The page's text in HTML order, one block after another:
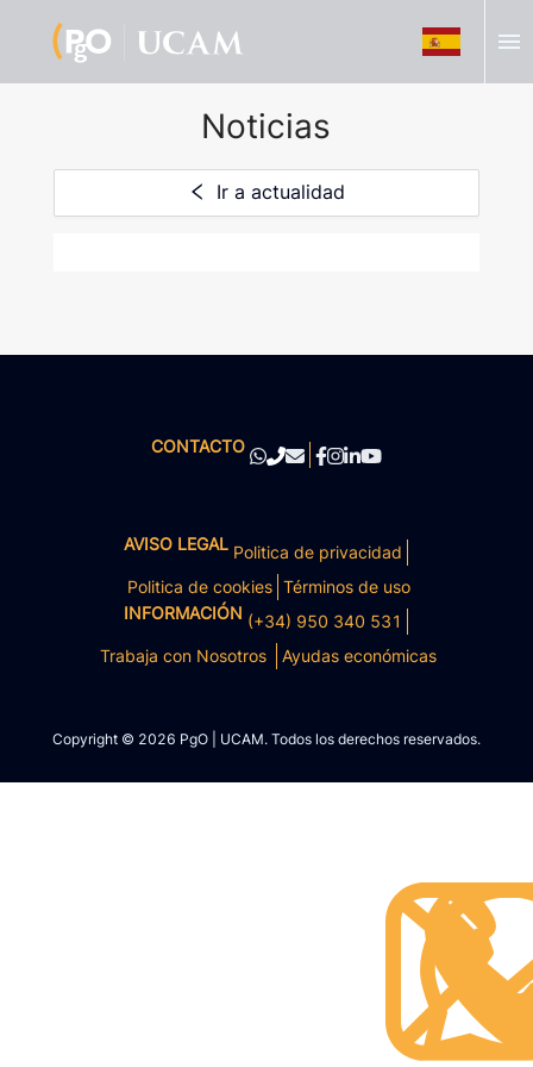
menu
Noticias
Ir a actualidad
CONTACTO
AVISO LEGAL Politica de privacidad
Politica de cookies Términos de uso
INFORMACIÓN (+34) 950 340 531
Trabaja con Nosotros
Ayudas económicas
Copyright © 2026 PgO | UCAM. Todos los derechos reservados.